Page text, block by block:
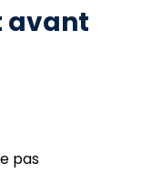
avant
pas